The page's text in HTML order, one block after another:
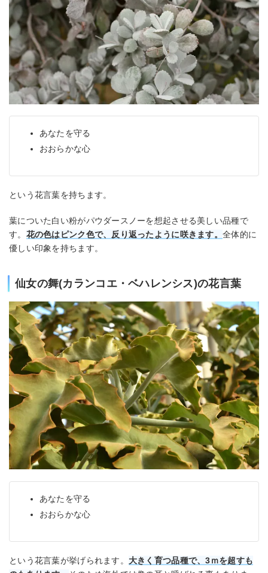
あなたを守る
おおらかな心
という花言葉を持ちます。
葉についた白い粉がパウダースノーを想起させる美しい品種で
す。 花の色はピンク色で、反り返ったように咲きます。全体的に
優しい印象を持ちます。
仙女の舞(カランコエ・ベハレンシス)の花言葉
あなたを守る
おおらかな心
という花言葉が挙げられます。 大きく育つ品種で、3ｍを超すも